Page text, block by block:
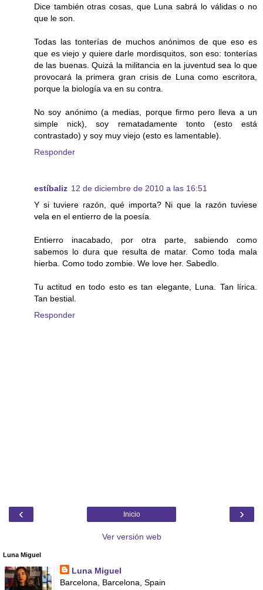
Dice también otras cosas, que Luna sabrá lo válidas o no
que le son.
Todas las tonterías de muchos anónimos de que eso es
que es viejo y quiere darle mordisquitos, son eso: tonterías
de las buenas. Quizá la militancia en la juventud sea lo que
provocará la primera gran crisis de Luna como escritora,
porque la biología va en su contra.
No soy anónimo (a medias, porque firmo pero lleva a un
simple nick), soy rematadamente tonto (esto está
contrastado) y soy muy viejo (esto es lamentable).
Responder
estíbaliz 12 de diciembre de 2010 a las 16:51
Y si tuviere razón, qué importa? Ni que la razón tuviese
vela en el entierro de la poesía.
Entierro inacabado, por otra parte, sabiendo como
sabemos lo dura que resulta de matar. Como toda mala
hierba. Como todo zombie. We love her. Sabedlo.
Tu actitud en todo esto es tan elegante, Luna. Tan lírica.
Tan bestial.
Responder
‹ ›
Inicio
Ver versión web
Luna Miguel
Luna Miguel
Barcelona, Barcelona, Spain